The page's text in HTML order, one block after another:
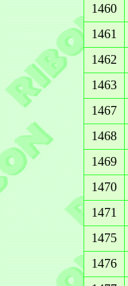
1460
1461
1462
1463
1467
1468
1469
1470
1471
1475
1476